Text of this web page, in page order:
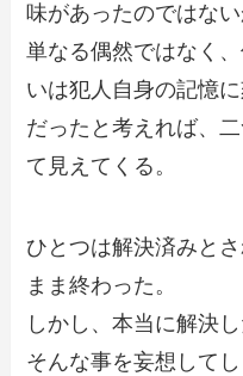
味があったのではない
単なる偶然ではなく
いは犯人自身の記憶
だったと考えれば、
て見えてくる。
ひとつは解決済みと
まま終わった。
しかし、本当に解決
そんな事を妄想してし